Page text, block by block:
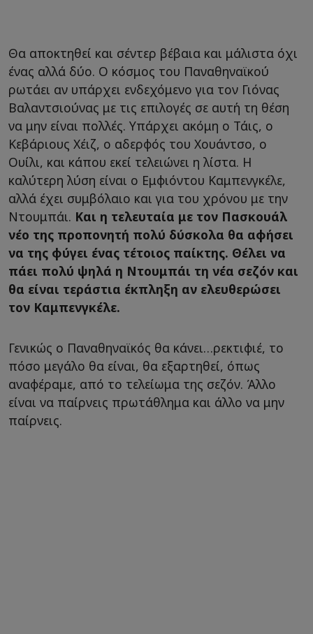
Θα αποκτηθεί και σέντερ βέβαια και μάλιστα όχι
ένας αλλά δύο. Ο κόσμος του Παναθηναϊκού
ρωτάει αν υπάρχει ενδεχόμενο για τον Γιόνας
Βαλαντσιούνας με τις επιλογές σε αυτή τη θέση
να μην είναι πολλές. Υπάρχει ακόμη ο Τάις, ο
Κεβάριους Χέιζ, ο αδερφός του Χουάντσο, ο
Ουίλι, και κάπου εκεί τελειώνει η λίστα. Η
καλύτερη λύση είναι ο Εμφιόντου Καμπενγκέλε,
αλλά έχει συμβόλαιο και για του χρόνου με την
Ντουμπάι. Και η τελευταία με τον Πασκουάλ
νέο της προπονητή πολύ δύσκολα θα αφήσει
να της φύγει ένας τέτοιος παίκτης. Θέλει να
πάει πολύ ψηλά η Ντουμπάι τη νέα σεζόν και
θα είναι τεράστια έκπληξη αν ελευθερώσει
τον Καμπενγκέλε.
Γενικώς ο Παναθηναϊκός θα κάνει…ρεκτιφιέ, το
πόσο μεγάλο θα είναι, θα εξαρτηθεί, όπως
αναφέραμε, από το τελείωμα της σεζόν. Άλλο
είναι να παίρνεις πρωτάθλημα και άλλο να μην
παίρνεις.